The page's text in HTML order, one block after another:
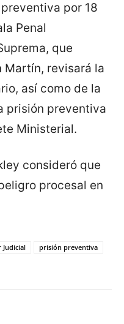
por 18
Penal
que
Martín, revisará la
así como de la
prisión preventiva
Ministerial.
consideró que
procesal en
Judicial
prisión preventiva